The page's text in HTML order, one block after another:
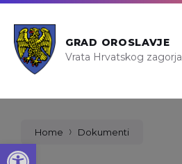
Open toolbar
GRAD OROSLAVJE
Vrata Hrvatskog zagorja
Home Dokumenti